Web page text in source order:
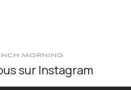
sur Instagram